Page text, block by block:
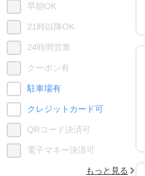
早朝OK
21時以降OK
24時間営業
クーポン有
駐車場有
クレジットカード可
QRコード決済可
電子マネー決済可
もっと見る